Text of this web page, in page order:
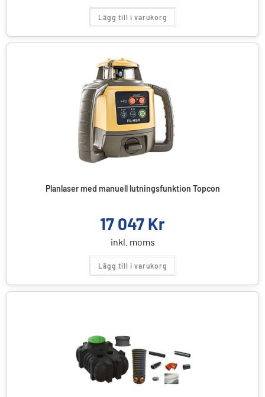
Lägg till i varukorg
Planlaser med manuell lutningsfunktion Topcon
17 047 Kr
inkl. moms
Lägg till i varukorg